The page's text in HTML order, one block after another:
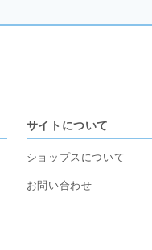
サイトについて
ショップスについて
お問い合わせ